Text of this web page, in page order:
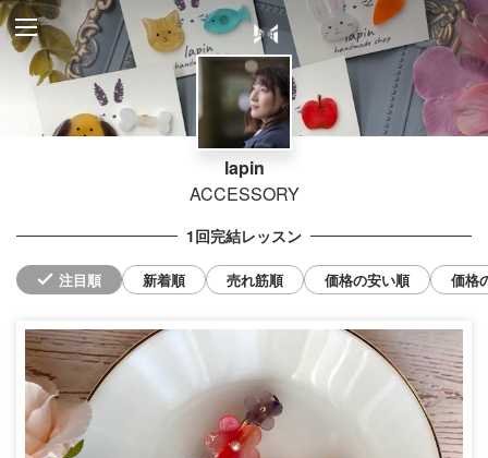
lapin
ACCESSORY
1回完結レッスン
注目順 新着順 売れ筋順 価格の安い順 価格